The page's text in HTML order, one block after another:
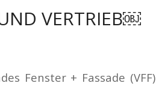
VERTRIEB￼
Fenster + Fassade (VFF)